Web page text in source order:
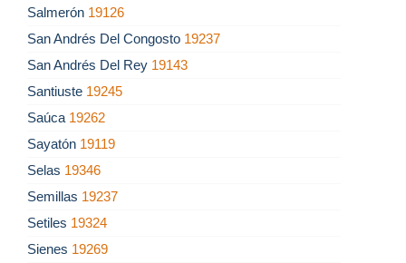
Salmerón 19126
San Andrés Del Congosto 19237
San Andrés Del Rey 19143
Santiuste 19245
Saúca 19262
Sayatón 19119
Selas 19346
Semillas 19237
Setiles 19324
Sienes 19269